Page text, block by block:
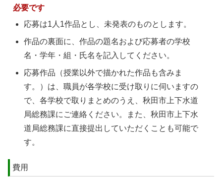
必要です
応募は1人1作品とし、未発表のものとします。
作品の裏面に、作品の題名および応募者の学校
名・学年・組・氏名を記入してください。
応募作品（授業以外で描かれた作品も含みま
す。）は、職員が各学校に受け取りに伺いますの
で、各学校で取りまとめのうえ、秋田市上下水道
局総務課にご連絡ください。また、秋田市上下水
道局総務課に直接提出していただくことも可能で
す。
費用